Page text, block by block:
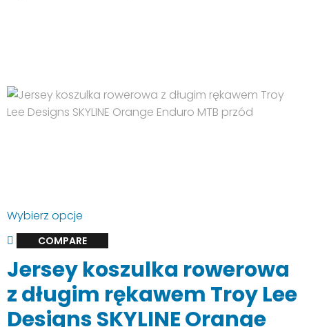
Wybierz opcje
produkt
ma
wiele
wariantów.
Opcje
można
COMPARE
Jersey koszulka rowerowa
z długim rękawem Troy Lee
Designs SKYLINE Orange